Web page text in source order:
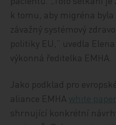
k tomu, aby migréna
závažný systémový
politiky EU,“ uvedla
výkonná ředitelka EMHA.
Jako podklad pro
aliance EMHA white
shrnující konkrétní